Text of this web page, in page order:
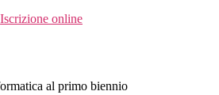
Iscrizione online
al primo biennio